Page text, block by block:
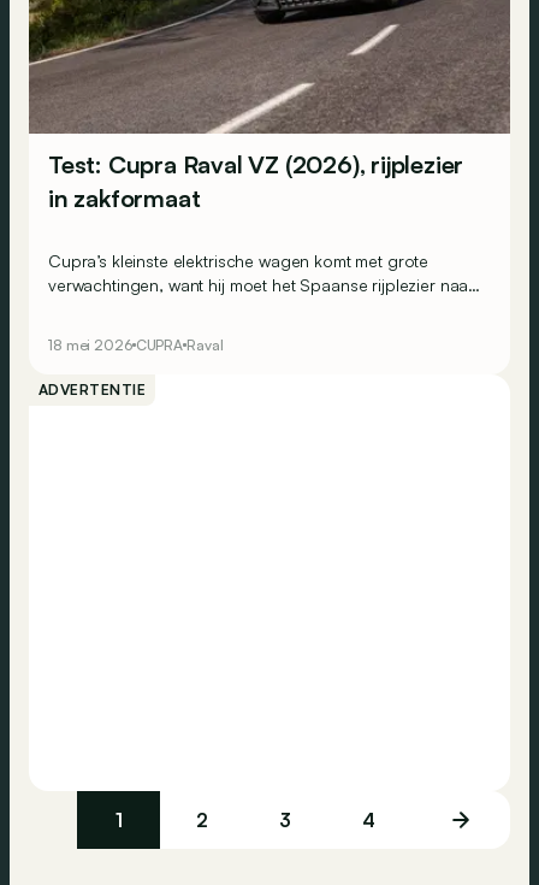
Test: Cupra Raval VZ (2026), rijplezier
in zakformaat
Cupra’s kleinste elektrische wagen komt met grote
verwachtingen, want hij moet het Spaanse rijplezier naar
18 mei 2026 CUPRA Raval
ADVERTENTIE
1 2 3 4